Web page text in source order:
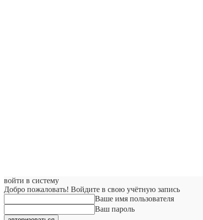
войти в систему
Добро пожаловать! Войдите в свою учётную запись
Ваше имя пользователя
Ваш пароль